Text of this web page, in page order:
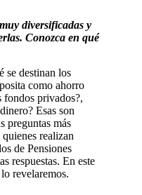
diversificadas y
Conozca en qué
se destinan los
como ahorro
fondos privados?,
Esas son
preguntas más
realizan
de Pensiones
respuestas. En este
revelaremos.